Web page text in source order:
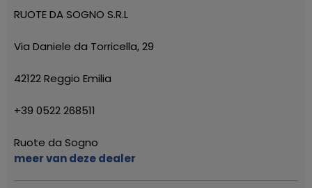
RUOTE DA SOGNO S.R.L
Via Daniele da Torricella, 29
42122 Reggio Emilia
+39 0522 268511
Ruote da Sogno
meer van deze dealer